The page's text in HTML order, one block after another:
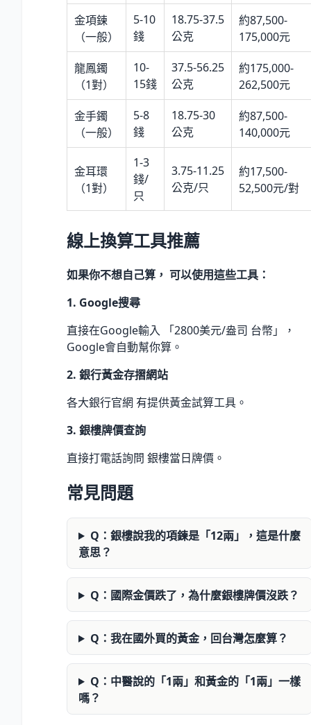
金項鍊
（一般）
5-10
錢
18.75-37.5
公克
約87,500-
175,000元
龍鳳鐲
（1對）
10-
15錢
37.5-56.25
公克
約175,000-
262,500元
金手鐲
（一般）
5-8
錢
18.75-30
公克
約87,500-
140,000元
金耳環
（1對）
1-3
錢/
只
3.75-11.25
公克/只
約17,500-
52,500元/對
線上換算工具推薦
如果你不想自己算， 可以使用這些工具：
1. Google搜尋
直接在Google輸入 「2800美元/盎司 台幣」，
Google會自動幫你算。
2. 銀行黃金存摺網站
各大銀行官網 有提供黃金試算工具。
3. 銀樓牌價查詢
直接打電話詢問 銀樓當日牌價。
常見問題
Q：銀樓說我的項鍊是「12兩」，這是什麼
意思？
Q：國際金價跌了，為什麼銀樓牌價沒跌？
Q：我在國外買的黃金，回台灣怎麼算？
Q：中醫說的「1兩」和黃金的「1兩」一樣
嗎？